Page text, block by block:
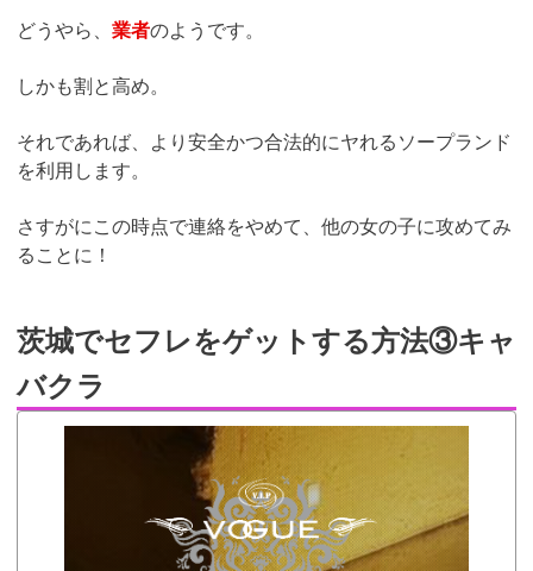
どうやら、 業者のようです。
しかも割と高め。
それであれば、より安全かつ合法的にヤれるソープランド
を利用します。
さすがにこの時点で連絡をやめて、他の女の子に攻めてみ
ることに！
茨城でセフレをゲットする方法③キャ
バクラ